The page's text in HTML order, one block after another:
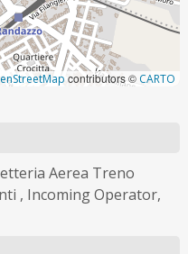
contributors © CARTO
Aerea Treno
, Incoming Operator,